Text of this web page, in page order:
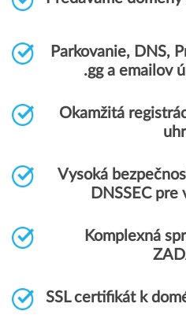
Parkovanie, DNS,
.gg a emailov
Okamžitá
Vysoká
DNSSEC pre
Komplexná
SSL certifikát k